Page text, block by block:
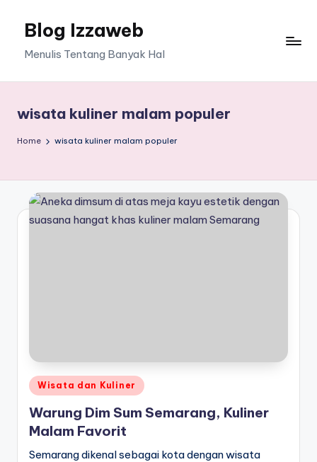
Blog Izzaweb
Menulis Tentang Banyak Hal
wisata kuliner malam populer
Home wisata kuliner malam populer
Posted
in
Wisata dan Kuliner
Warung Dim Sum Semarang, Kuliner
Malam Favorit
Semarang dikenal sebagai kota dengan wisata